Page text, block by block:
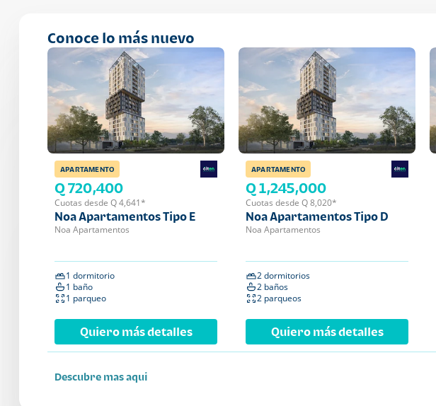
Conoce lo más nuevo
APARTAMENTO
Q 720,400
Cuotas desde Q 4,641*
Noa Apartamentos Tipo E
Noa Apartamentos
1 dormitorio
1 baño
1 parqueo
Quiero más detalles
APARTAMENTO
Q 1,245,000
Cuotas desde Q 8,020*
Noa Apartamentos Tipo D
Noa Apartamentos
2 dormitorios
2 baños
2 parqueos
Quiero más detalles
Descubre mas aqui